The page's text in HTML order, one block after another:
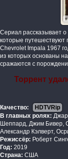
Сериал рассказывает
которые
Chevrolet Impala 1967
из которых основаны
сражаются с
Торрент
Качество:
HDTVRip
В главных ролях:
Шеппард, Джим Бивер,
Александр Кэлверт,
Режиссёр: Роберт
Год: 2019
Страна: США